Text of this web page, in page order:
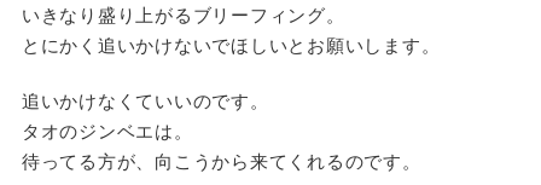
いきなり盛り上がるブリーフィング。
とにかく追いかけないでほしいとお願いします。
追いかけなくていいのです。
タオのジンベエは。
待ってる方が、向こうから来てくれるのです。